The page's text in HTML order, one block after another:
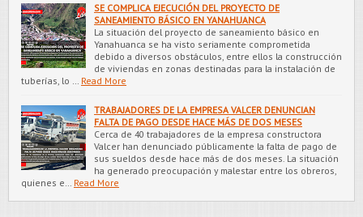
SE COMPLICA EJECUCIÓN DEL PROYECTO DE
SANEAMIENTO BÁSICO EN YANAHUANCA
La situación del proyecto de saneamiento básico en
Yanahuanca se ha visto seriamente comprometida
debido a diversos obstáculos, entre ellos la construcción
de viviendas en zonas destinadas para la instalación de
tuberías, lo …
Read More
TRABAJADORES DE LA EMPRESA VALCER DENUNCIAN
FALTA DE PAGO DESDE HACE MÁS DE DOS MESES
Cerca de 40 trabajadores de la empresa constructora
Valcer han denunciado públicamente la falta de pago de
sus sueldos desde hace más de dos meses. La situación
ha generado preocupación y malestar entre los obreros,
quienes e…
Read More